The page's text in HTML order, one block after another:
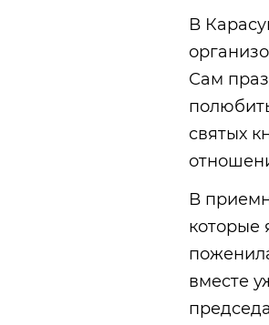
В
Сам
святых
В
которые
вместе